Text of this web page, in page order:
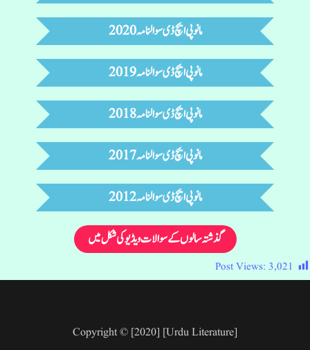
مانوپی ایچ ڈی سوالنامہ 2020
مانوپی ایچ ڈی سوالنامہ 2019
مانوپی ایچ ڈی سوالنامہ 2018
مانوپی ایچ ڈی سوالنامہ 2017
مانوپی ایچ ڈی سوالنامہ 2012
گذشتہ سالوں کے سوالات ویڈیو کی شکل میں
Post Views: 3,021
Copyright © [2020] [Urdu Literature]